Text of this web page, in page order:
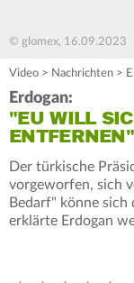
© glomex, 16.09.2023
Video > Nachrichten >
Erdogan:
"EU WILL
ENTFERNEN"
Der türkische
vorgeworfen, sich
Bedarf" könne sich
erklärte Erdogan